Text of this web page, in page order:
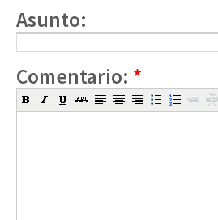
Asunto:
Comentario: *